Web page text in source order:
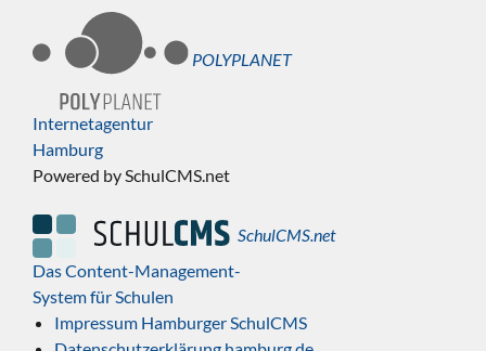
POLYPLANET
Internetagentur
Hamburg
Powered by SchulCMS.net
SchulCMS.net
Das Content-Management-
System für Schulen
Impressum Hamburger SchulCMS